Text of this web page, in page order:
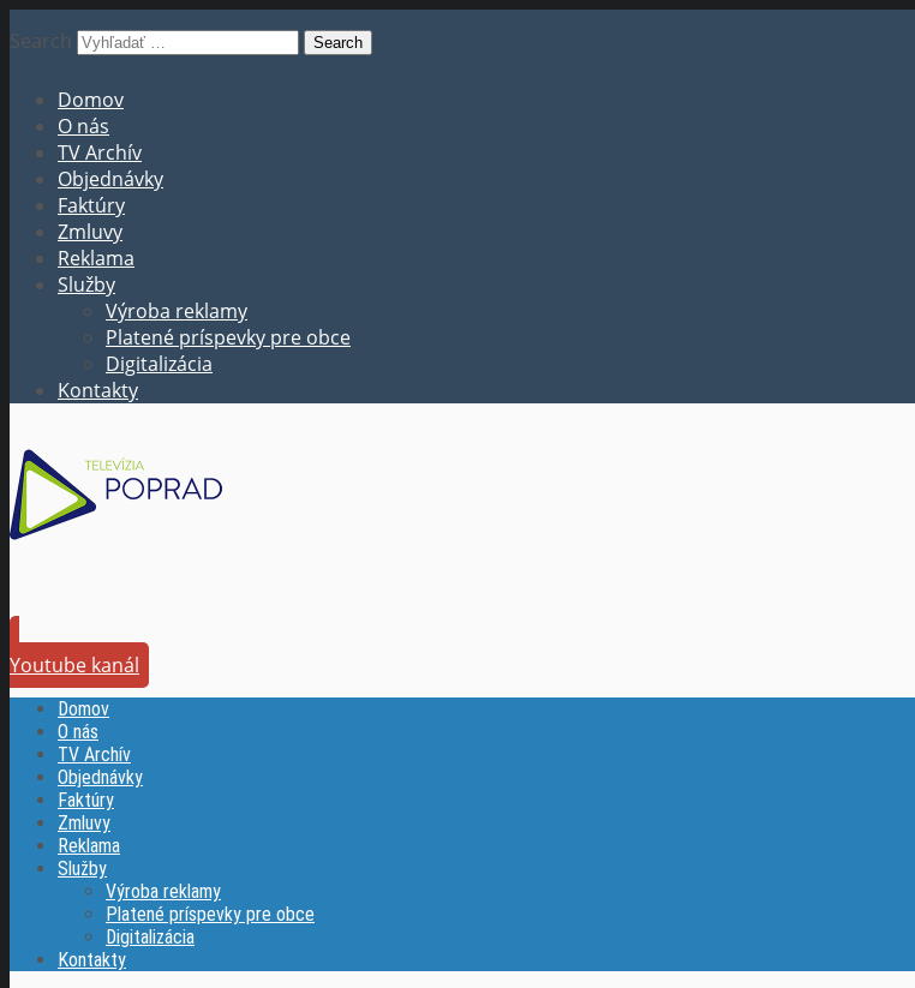
Search
Domov
O nás
TV Archív
Objednávky
Faktúry
Zmluvy
Reklama
Služby
Výroba reklamy
Platené príspevky pre obce
Digitalizácia
Kontakty
Youtube kanál
Domov
O nás
TV Archív
Objednávky
Faktúry
Zmluvy
Reklama
Služby
Výroba reklamy
Platené príspevky pre obce
Digitalizácia
Kontakty